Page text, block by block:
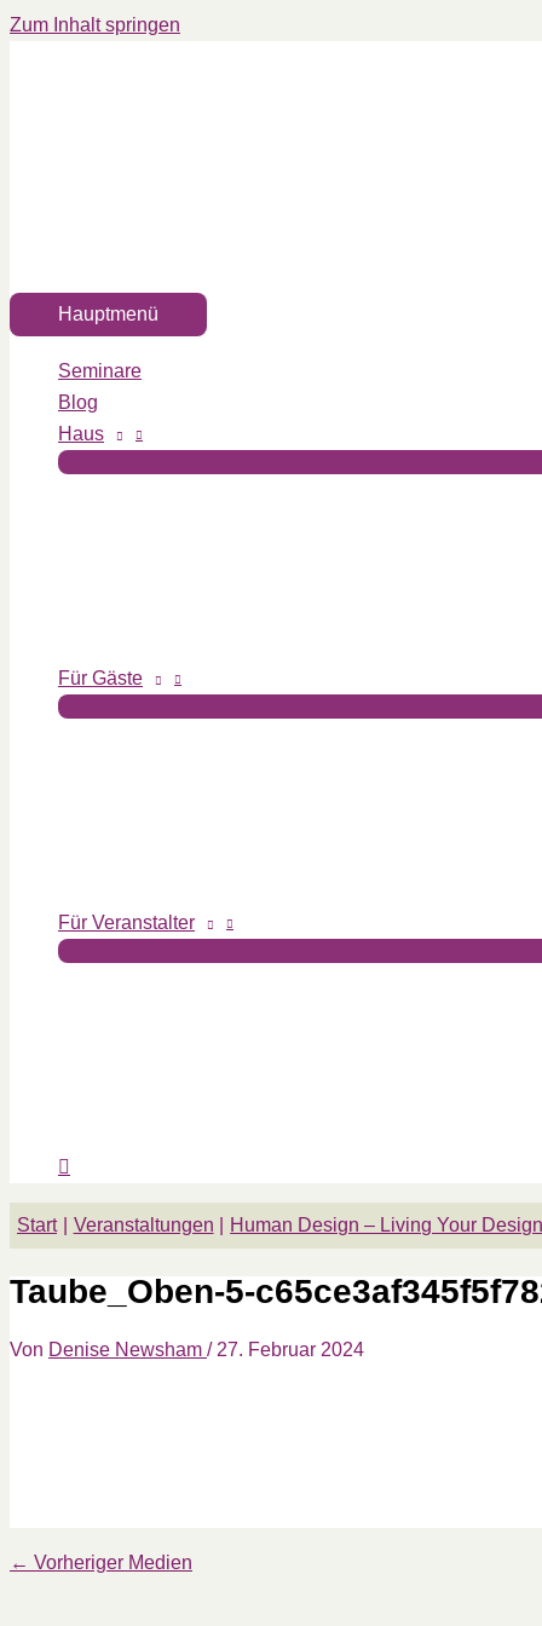
Zum Inhalt springen
Hauptmenü
Seminare
Blog
Haus
Für Gäste
Für Veranstalter
Start Veranstaltungen Human Design – Living Your Design
Taube_Oben-5-
Von Denise Newsham / 27. Februar 2024
← Vorheriger Medien